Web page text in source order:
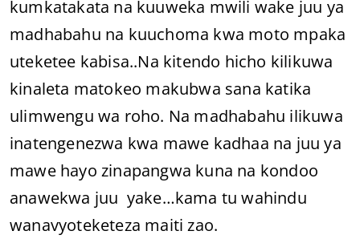
kumkatakata na kuuweka mwili wake juu ya
madhabahu na kuuchoma kwa moto mpaka
uteketee kabisa..Na kitendo hicho kilikuwa
kinaleta matokeo makubwa sana katika
ulimwengu wa roho. Na madhabahu ilikuwa
inatengenezwa kwa mawe kadhaa na juu ya
mawe hayo zinapangwa kuna na kondoo
anawekwa juu yake…kama tu wahindu
wanavyoteketeza maiti zao.